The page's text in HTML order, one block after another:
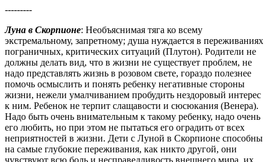
---------
Луна в Скорпионе: Необъяснимая тяга ко всему
экстремальному, запретному; душа нуждается в переживаниях
пограничных, критических ситуаций (Плутон). Родители не
должны делать вид, что в жизни не существует проблем, не
надо представлять жизнь в розовом свете, гораздо полезнее
помочь осмыслить и понять ребенку негативные стороны
жизни, нежели умалчиванием пробудить нездоровый интерес
к ним. Ребенок не терпит слащавости и сюсюкания (Венера).
Надо быть очень внимательным к такому ребенку, надо очень
его любить, но при этом не пытаться его оградить от всех
неприятностей в жизни. Дети с Луной в Скорпионе способны
на самые глубокие переживания, как никто другой, они
чувствуют всю боль и несправедливость внешнего мира, их